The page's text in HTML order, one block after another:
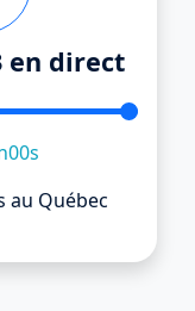
en direct
au Québec